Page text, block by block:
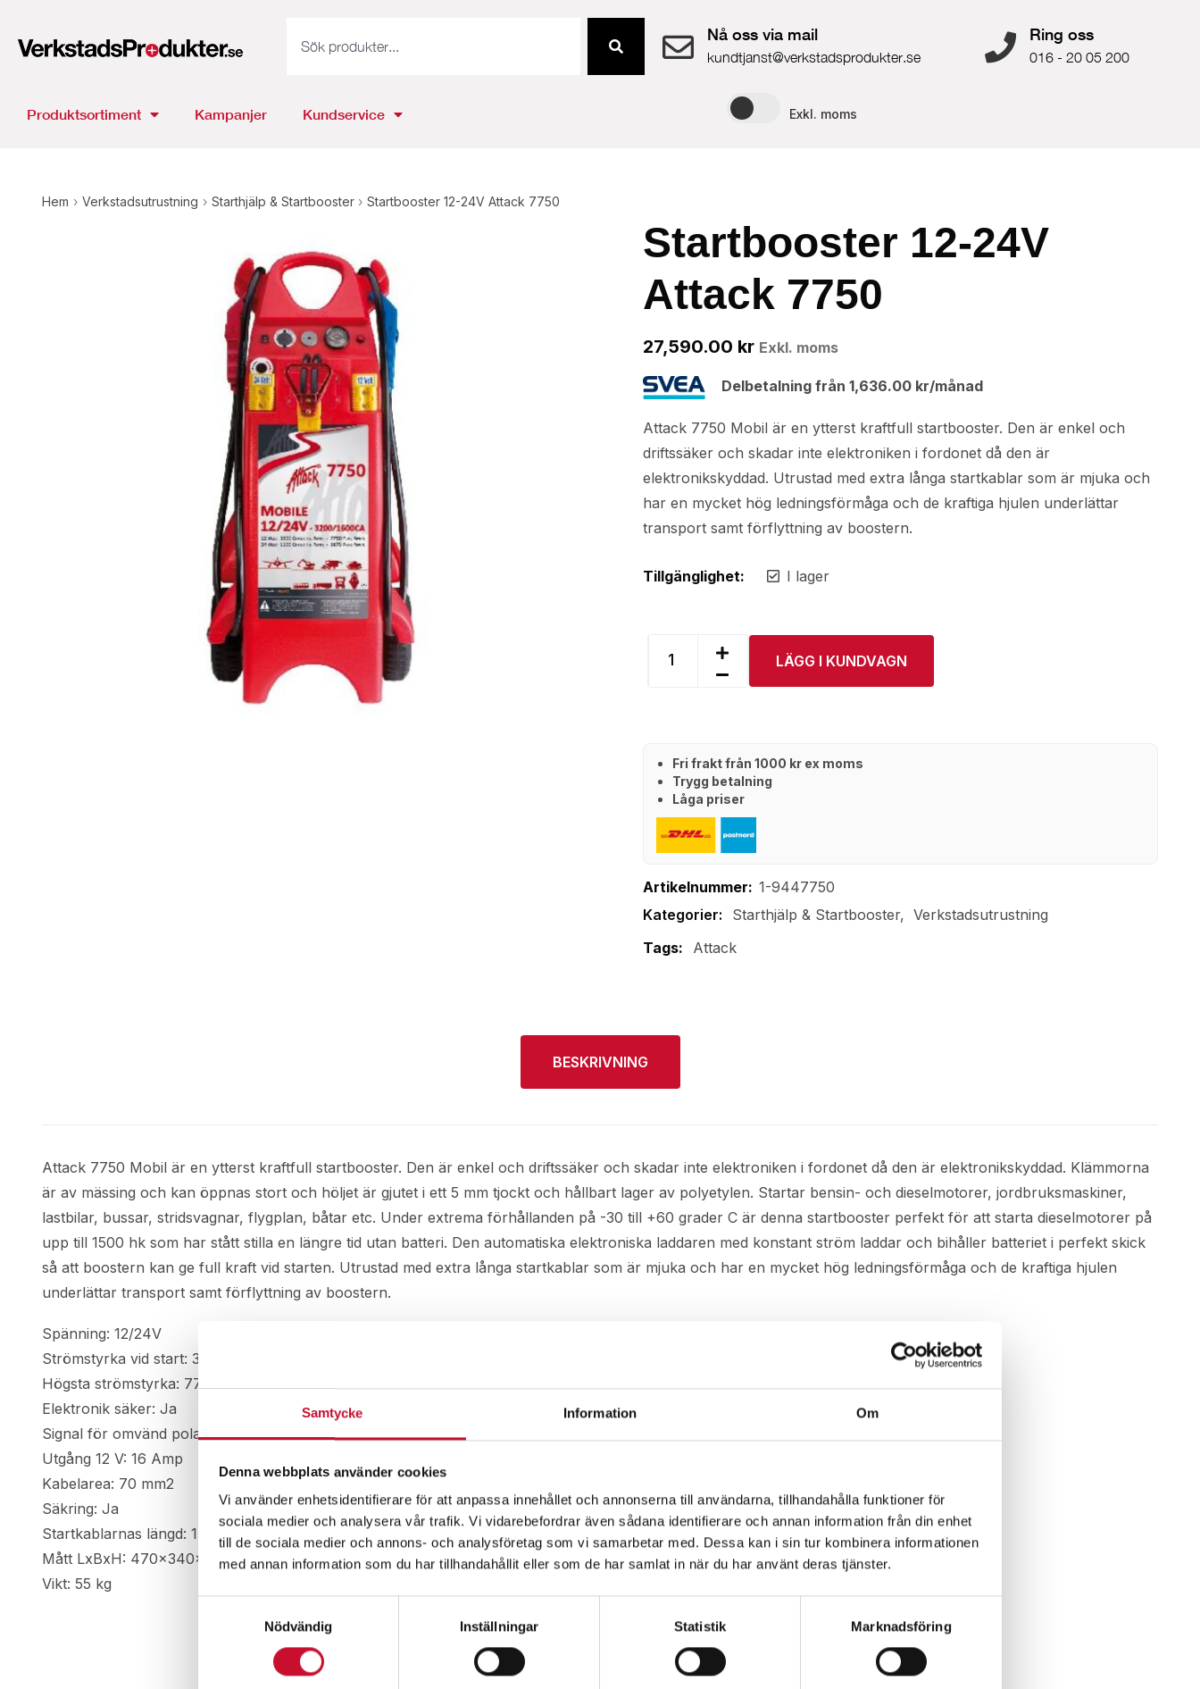
Samtycke Information Om
Denna webbplats använder cookies
Vi använder enhetsidentifierare för att anpassa innehållet och annonserna till användarna, tillhandahålla funktioner för
sociala medier och analysera vår trafik. Vi vidarebefordrar även sådana identifierare och annan information från din enhet
till de sociala medier och annons- och analysföretag som vi samarbetar med. Dessa kan i sin tur kombinera informationen
med annan information som du har tillhandahållit eller som de har samlat in när du har använt deras tjänster.
Nödvändig
Inställningar Statistik Marknadsföring
Nå oss via mail
kundtjanst@verkstadsprodukter.se
Ring oss
016 - 20 05 200
Produktsortiment Kampanjer Kundservice Exkl. moms
Hem › Verkstadsutrustning › Starthjälp & Startbooster › Startbooster 12-24V Attack 7750
Delbetalning från 1,636.00 kr/månad
27,590.00 kr Exkl. moms
Startbooster 12-24V
Attack 7750
Attack 7750 Mobil är en ytterst kraftfull startbooster. Den är enkel och
driftssäker och skadar inte elektroniken i fordonet då den är
elektronikskyddad. Utrustad med extra långa startkablar som är mjuka och
har en mycket hög ledningsförmåga och de kraftiga hjulen underlättar
transport samt förflyttning av boostern.
Tillgänglighet: I lager
LÄGG I KUNDVAGN
Fri frakt från 1000 kr ex moms
Trygg betalning
Låga priser
Artikelnummer: 1-9447750
Starthjälp & Startbooster
Verkstadsutrustning
Tags:
Attack
BESKRIVNING
Attack 7750 Mobil är en ytterst kraftfull startbooster. Den är enkel och driftssäker och skadar inte elektroniken i fordonet då den är elektronikskyddad. Klämmorna
är av mässing och kan öppnas stort och höljet är gjutet i ett 5 mm tjockt och hållbart lager av polyetylen. Startar bensin- och dieselmotorer, jordbruksmaskiner,
lastbilar, bussar, stridsvagnar, flygplan, båtar etc. Under extrema förhållanden på -30 till +60 grader C är denna startbooster perfekt för att starta dieselmotorer på
upp till 1500 hk som har stått stilla en längre tid utan batteri. Den automatiska elektroniska laddaren med konstant ström laddar och bihåller batteriet i perfekt skick
så att boostern kan ge full kraft vid starten. Utrustad med extra långa startkablar som är mjuka och har en mycket hög ledningsförmåga och de kraftiga hjulen
underlättar transport samt förflyttning av boostern.
Spänning: 12/24V
Strömstyrka vid start: 3200/1600 Amp
Högsta strömstyrka: 7750/3875 Amp
Elektronik säker: Ja
Signal för omvänd polaritet: Ja
Utgång 12 V: 16 Amp
Kabelarea: 70 mm2
Säkring: Ja
Startkablarnas längd: 1,95 m
Mått LxBxH: 470x340x970 mm
Vikt: 55 kg